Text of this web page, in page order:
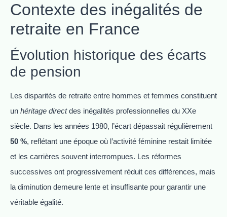
Contexte des inégalités de
retraite en France
Évolution historique des écarts
de pension
Les disparités de retraite entre hommes et femmes constituent
un héritage directdes inégalités professionnelles du XXe
siècle. Dans les années 1980, l’écart dépassait régulièrement
50 %, reflétant une époque où l’activité féminine restait limitée
et les carrières souvent interrompues. Les réformes
successives ont progressivement réduit ces différences, mais
la diminution demeure lente et insuffisante pour garantir une
véritable égalité.